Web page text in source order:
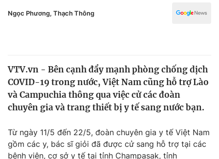
Thế giới
Tin tức
Câu chuyện quốc tế
Kinh tế
Tài chính
Thị trường
Dữ liệu và đời sống
Đời sống
Ngọc Phương, Thạch Thông
VTV.vn - Bên cạnh đẩy mạnh phòng chống dịch
COVID-19 trong nước, Việt Nam cũng hỗ trợ Lào
và Campuchia thông qua việc cử các đoàn
chuyên gia và trang thiết bị y tế sang nước bạn.
Từ ngày 11/5 đến 22/5, đoàn chuyên gia y tế Việt Nam
gồm các y, bác sĩ giỏi đã được cử sang hỗ trợ tại các
bệnh viện, cơ sở y tế tại tỉnh Champasak, tỉnh